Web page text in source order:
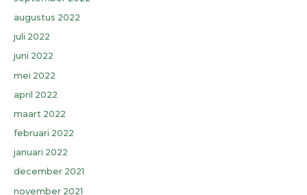
augustus 2022
juli 2022
juni 2022
mei 2022
april 2022
maart 2022
februari 2022
januari 2022
december 2021
november 2021